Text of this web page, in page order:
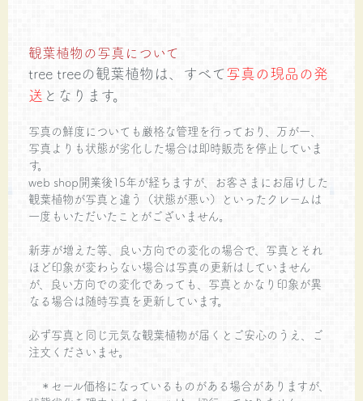
観葉植物の写真について
tree treeの観葉植物は、すべて写真の現品の発
送 となります。
写真の鮮度についても厳格な管理を行っており、万が一、
写真よりも状態が劣化した場合は即時販売を停止していま
す。
web shop開業後15年が経ちますが、お客さまにお届けした
観葉植物が写真と違う（状態が悪い）といったクレームは
一度もいただいたことがございません。
新芽が増えた等、良い方向での変化の場合で、写真とそれ
ほど印象が変わらない場合は写真の更新はしていません
が、良い方向での変化であっても、写真とかなり印象が異
なる場合は随時写真を更新しています。
必ず写真と同じ元気な観葉植物が届くとご安心のうえ、ご
注文くださいませ。
＊セール価格になっているものがある場合がありますが、